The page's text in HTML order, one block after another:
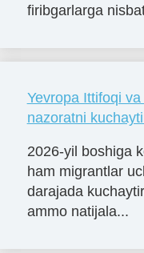
firibgarlarga
Yevropa Ittifoqi
nazoratni
2026-yil boshiga
ham migrantlar
darajada
ammo natijala...